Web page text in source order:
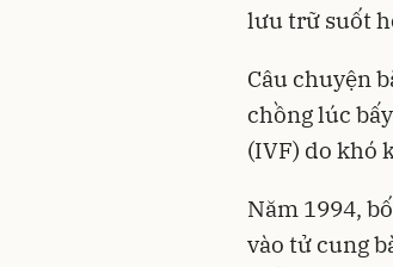
lưu trữ suốt
Câu chuyện
chồng lúc
(IVF) do khó
Năm 1994,
vào tử cung